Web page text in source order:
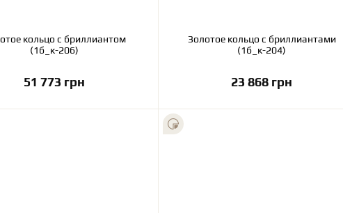
кольцо с бриллиантом
(1б_к-206)
51 773 грн
В корзину
Золотое кольцо с бриллиантами
(1б_к-204)
23 868 грн
В корзину